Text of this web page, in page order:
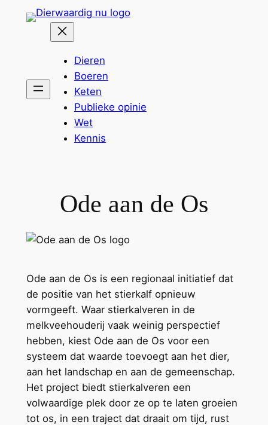
Dieren
Boeren
Keten
Publieke opinie
Wet
Kennis
Ode aan de Os
Ode aan de Os is een regionaal initiatief dat
de positie van het stierkalf opnieuw
vormgeeft. Waar stierkalveren in de
melkveehouderij vaak weinig perspectief
hebben, kiest Ode aan de Os voor een
systeem dat waarde toevoegt aan het dier,
aan het landschap en aan de gemeenschap.
Het project biedt stierkalveren een
volwaardige plek door ze op te laten groeien
tot os, in een traject dat draait om tijd, rust